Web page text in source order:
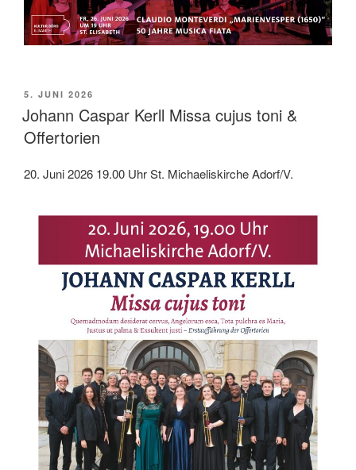
VERÖFFENTLICHT
AM
5. JUNI 2026
Johann Caspar Kerll Missa cujus toni &
Offertorien
20. Juni 2026 19.00 Uhr St. Michaeliskirche Adorf/V.